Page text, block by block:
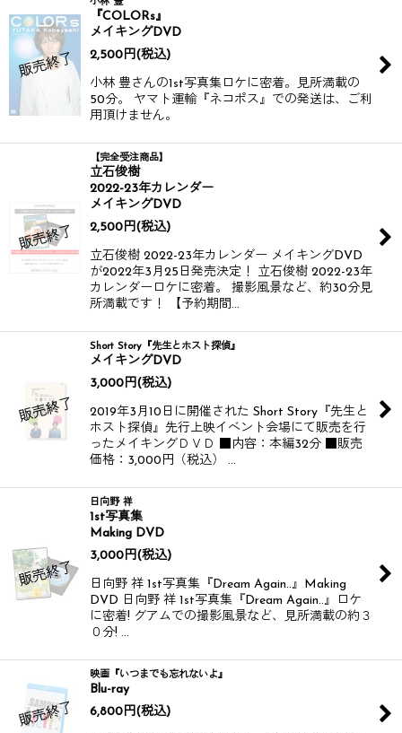
小林 豊
『COLORs』
メイキングDVD
2,500 円(税込)
小林 豊さんの1st写真集ロケに密着。見所満載の
50分。 ヤマト運輸『ネコポス』での発送は、ご利
用頂けません。
【完全受注商品】
立石俊樹
2022-23年カレンダー
メイキングDVD
2,500 円(税込)
立石俊樹 2022-23年カレンダー メイキングDVD
が2022年3月25日発売決定！ 立石俊樹 2022-23年
カレンダーロケに密着。 撮影風景など、約30分見
所満載です！ 【予約期間…
Short Story『先生とホスト探偵』
メイキングDVD
3,000 円(税込)
2019年3月10日に開催された Short Story『先生と
ホスト探偵』先行上映イベント会場にて販売を行
ったメイキングＤＶＤ ■内容：本編32分 ■販売
価格：3,000円（税込） …
日向野 祥
1st写真集
Making DVD
3,000 円(税込)
日向野 祥 1st写真集『Dream Again..』Making
DVD 日向野 祥 1st写真集『Dream Again..』ロケ
に密着! グアムでの撮影風景など、見所満載の約３
０分! …
映画『いつまでも忘れないよ』
Blu-ray
6,800 円(税込)